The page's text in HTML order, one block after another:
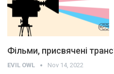
Фільми, присвячені
EVIL OWL Nov 14, 2022